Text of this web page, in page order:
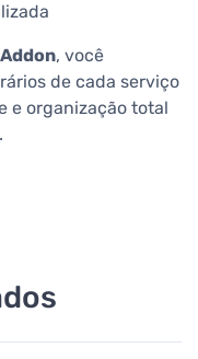
, você
de cada serviço
e organização total